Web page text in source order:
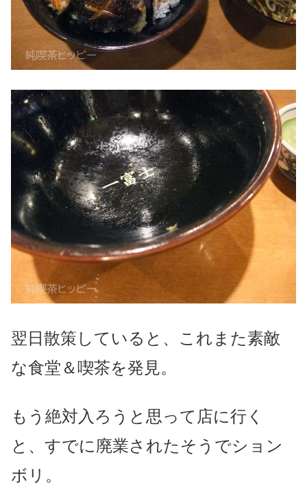
翌日散策していると、これまた素敵
な食堂＆喫茶を発見。
もう絶対入ろうと思って店に行く
と、すでに廃業されたそうでション
ボリ。